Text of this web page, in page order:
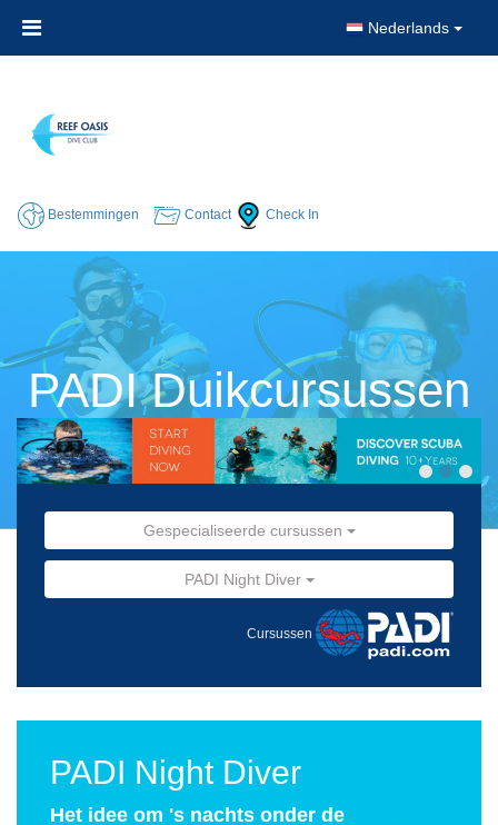
Nederlands
Bestemmingen Contact Check In
PADI Duikcursussen
Gespecialiseerde cursussen
PADI Night Diver
Cursussen
PADI Night Diver
Het idee om 's nachts onder de